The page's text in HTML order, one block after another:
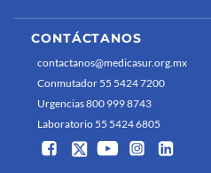
CONTÁCTANOS
contactanos@medicasur.org.mx
Conmutador 55 5424 7200
Urgencias 800 999 8743
Laboratorio 55 5424 6805